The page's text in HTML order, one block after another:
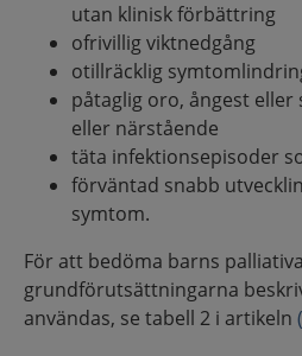
utan klinisk förbättring
ofrivillig viktnedgång
otillräcklig
påtaglig oro, ångest
eller närstående
täta infektionsepisoder
förväntad snabb
symtom.
För att bedöma barns
grundförutsättningarna
användas, se tabell 2 i artikeln